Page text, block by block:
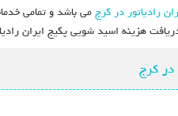
رادیاتور در کرجمی باشد و تمامی
هزینه اسید شویی پکیج ایران
در کرج